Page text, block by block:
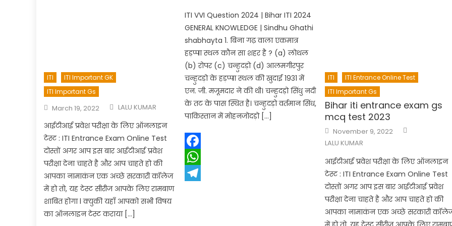
ITI
ITI Important GK
ITI Important Gs
Posted
on
March 19, 2022 Author
LALU KUMAR
आईटीआई प्रवेश परीक्षा के लिए ऑनलाइन
टेस्ट : ITI Entrance Exam Online Test
दोस्तों अगर आप इस बार आईटीआई प्रवेश
परीक्षा देना चाहते है और आप चाहते हो की
आपका नामाकंन एक अच्छे सरकारी कॉलेज
में हो तो, यह टेस्ट सीरीज आपके लिए रामबाण
शाबित होगा l क्युकी यहाँ आपको सभी विषय
का ऑनलाइन टेस्ट कराया […]
ITI VVI Question 2024 | Bihar ITI 2024
GENERAL KNOWLEDGE | Sindhu Ghathi
shabhayta 1. बिना गढ़ वाला एकमात्र
हड़प्पा स्थल कौन सा शहर है ? (a) लोथल
(b) रोपर (c) चन्हुदड़ो (d) आलमगीरपुर
चन्हुदड़ो के हड़प्पा स्थल की खुदाई 1931 में
एन. जी. मजूमदार ने की थी। चन्हुदड़ो सिंधु नदी
के तट के पास स्थित है। चन्हुदड़ो वर्तमान सिंध,
पाकिस्तान में मोहनजोदड़ो […]
Facebook
WhatsApp
ITI
ITI Entrance Online Test
ITI Important Gs
Bihar iti entrance exam gs
mcq test 2023
Posted
on
November 9, 2022
LALU KUMAR
आईटीआई प्रवेश परीक्षा के लिए ऑनलाइन
टेस्ट : ITI Entrance Exam Online Test
दोस्तों अगर आप इस बार आईटीआई प्रवेश
परीक्षा देना चाहते है और आप चाहते हो की
आपका नामाकंन एक अच्छे सरकारी